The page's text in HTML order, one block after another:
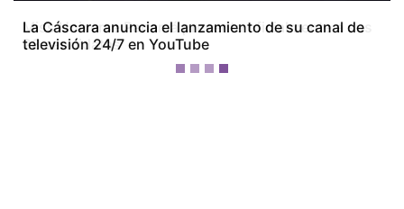
Miss Universe Panamá presenta oficialmente a sus
28 candidatas